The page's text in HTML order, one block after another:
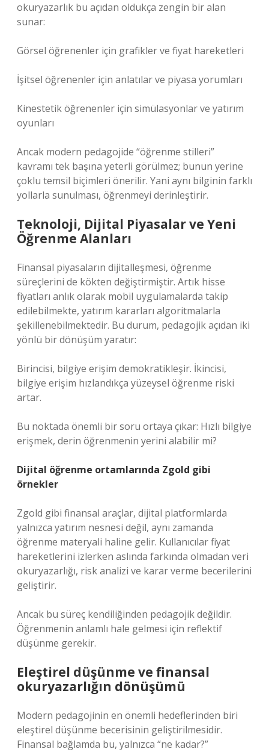
okuryazarlık bu açıdan oldukça zengin bir alan
sunar:
Görsel öğrenenler için grafikler ve fiyat hareketleri
İşitsel öğrenenler için anlatılar ve piyasa yorumları
Kinestetik öğrenenler için simülasyonlar ve yatırım
oyunları
Ancak modern pedagojide “öğrenme stilleri”
kavramı tek başına yeterli görülmez; bunun yerine
çoklu temsil biçimleri önerilir. Yani aynı bilginin farklı
yollarla sunulması, öğrenmeyi derinleştirir.
Teknoloji, Dijital Piyasalar ve Yeni
Öğrenme Alanları
Finansal piyasaların dijitalleşmesi, öğrenme
süreçlerini de kökten değiştirmiştir. Artık hisse
fiyatları anlık olarak mobil uygulamalarda takip
edilebilmekte, yatırım kararları algoritmalarla
şekillenebilmektedir. Bu durum, pedagojik açıdan iki
yönlü bir dönüşüm yaratır:
Birincisi, bilgiye erişim demokratikleşir. İkincisi,
bilgiye erişim hızlandıkça yüzeysel öğrenme riski
artar.
Bu noktada önemli bir soru ortaya çıkar: Hızlı bilgiye
erişmek, derin öğrenmenin yerini alabilir mi?
Dijital öğrenme ortamlarında Zgold gibi
örnekler
Zgold gibi finansal araçlar, dijital platformlarda
yalnızca yatırım nesnesi değil, aynı zamanda
öğrenme materyali haline gelir. Kullanıcılar fiyat
hareketlerini izlerken aslında farkında olmadan veri
okuryazarlığı, risk analizi ve karar verme becerilerini
geliştirir.
Ancak bu süreç kendiliğinden pedagojik değildir.
Öğrenmenin anlamlı hale gelmesi için reflektif
düşünme gerekir.
Eleştirel düşünme ve finansal
okuryazarlığın dönüşümü
Modern pedagojinin en önemli hedeflerinden biri
eleştirel düşünme becerisinin geliştirilmesidir.
Finansal bağlamda bu, yalnızca “ne kadar?”